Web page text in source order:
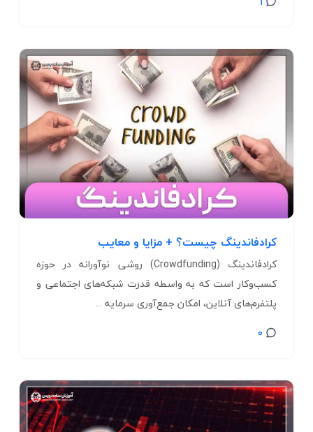
کرادفاندینگ چیست؟ + مزایا و معایب
کرادفاندینگ (Crowdfunding) روشی نوآورانه در حوزه
کسب‌وکار است که به واسطه قدرت شبکه‌های اجتماعی و
پلتفرم‌های آنلاین، امکان جمع‌آوری سرمایه ...
0